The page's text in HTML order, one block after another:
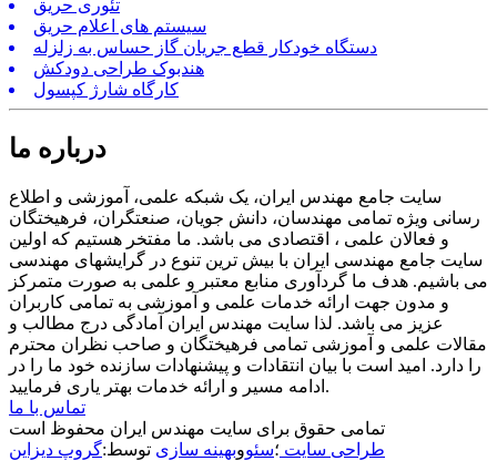
تئوری حریق
سیستم های اعلام حریق
دستگاه خودکار قطع جریان گاز حساس به زلزله
هندبوک طراحی دودکش
کارگاه شارژ کپسول
درباره ما
سایت جامع مهندس ایران، یک شبکه علمی، آموزشی و اطلاع
رسانی ویژه تمامی مهندسان، دانش جویان، صنعتگران، فرهیختگان
و فعالان علمی ، اقتصادی می باشد. ما مفتخر هستیم که اولین
سایت جامع مهندسی ایران با بیش ترین تنوع در گرایشهای مهندسی
می باشیم. هدف ما گردآوری منابع معتبر و علمی به صورت متمرکز
و مدون جهت ارائه خدمات علمی و آموزشی به تمامی کاربران
عزیز می باشد. لذا سایت مهندس ایران آمادگی درج مطالب و
مقالات علمی و آموزشی تمامی فرهیختگان و صاحب نظران محترم
را دارد. امید است با بیان انتقادات و پیشنهادات سازنده خود ما را در
ادامه مسیر و ارائه خدمات بهتر یاری فرمایید.
تماس با ما
تمامی حقوق برای سایت مهندس ایران محفوظ است
طراحی سایت ؛سئووبهینه سازی توسط:گروپ دیزاین